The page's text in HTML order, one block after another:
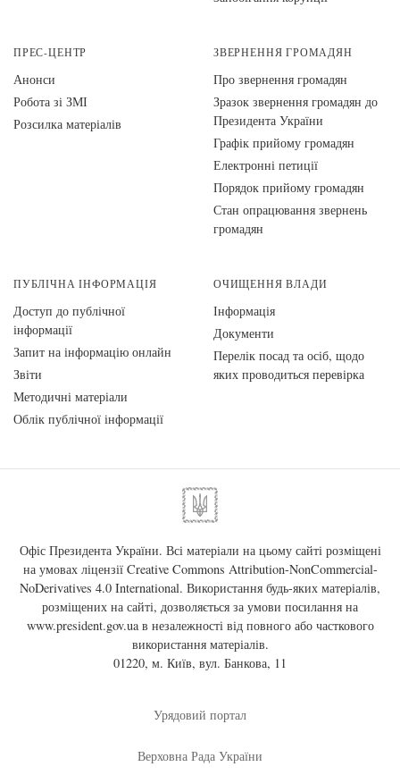
ПРЕС-ЦЕНТР
Анонси
Робота зі ЗМІ
Розсилка матеріалів
ЗВЕРНЕННЯ ГРОМАДЯН
Про звернення громадян
Зразок звернення громадян до
Президента України
Графік прийому громадян
Електронні петиції
Порядок прийому громадян
Стан опрацювання звернень
громадян
ПУБЛІЧНА ІНФОРМАЦІЯ
Доступ до публічної
інформації
Запит на інформацію онлайн
Звіти
Методичні матеріали
Облік публічної інформації
ОЧИЩЕННЯ ВЛАДИ
Інформація
Документи
Перелік посад та осіб, щодо
яких проводиться перевірка
Офіс Президента України. Всі матеріали на цьому сайті розміщені
на умовах ліцензії Creative Commons Attribution-NonCommercial-
NoDerivatives 4.0 International. Використання будь-яких матеріалів,
розміщених на сайті, дозволяється за умови посилання на
www.president.gov.uaв незалежності від повного або часткового
використання матеріалів.
01220, м. Київ, вул. Банкова, 11
Урядовий портал
Верховна Рада України